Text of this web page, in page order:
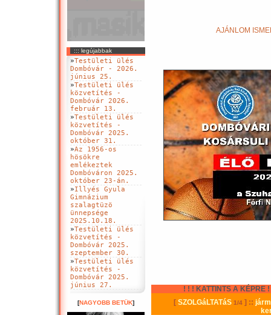
AJÁNLOM
! ! ! KATTINTS A KÉPRE
::: legújabbak
»Testületi ülés
Dombóvár - 2026.
június 25.
»Testületi ülés
közvetítés -
Dombóvár 2026.
február 13.
»Testületi ülés
közvetítés -
Dombóvár 2025.
október 31.
»Az 1956-os
hösökre
emlékeztek
Dombóváron 2025.
október 23-án.
»Illyés Gyula
Gimnázium
szalagtüzö
ünnepsége
2025.10.18.
»Testületi ülés
közvetítés -
Dombóvár 2025.
szeptember 30.
»Testületi ülés
közvetítés -
Dombóvár 2025.
június 27.
[NAGYOBB BETÜK]